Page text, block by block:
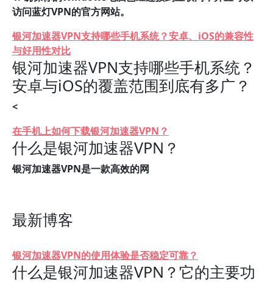
访问蓝灯VPN的官方网站。
银河加速器VPN支持哪些手机系统？安卓、iOS的兼容性
与好用性对比
银河加速器VPN支持哪些手机系统？
安卓与iOS的覆盖范围到底有多广？
<
在手机上如何下载银河加速器VPN？
什么是银河加速器VPN？
银河加速器VPN是一款高效的网
最新博客
银河加速器VPN的使用体验是否稳定可靠？
什么是银河加速器VPN？它的主要功